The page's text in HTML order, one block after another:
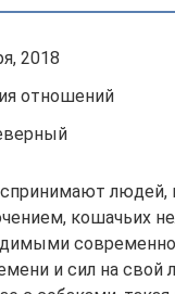
2018
отношений
людей,
кошачьих
и сил на свой